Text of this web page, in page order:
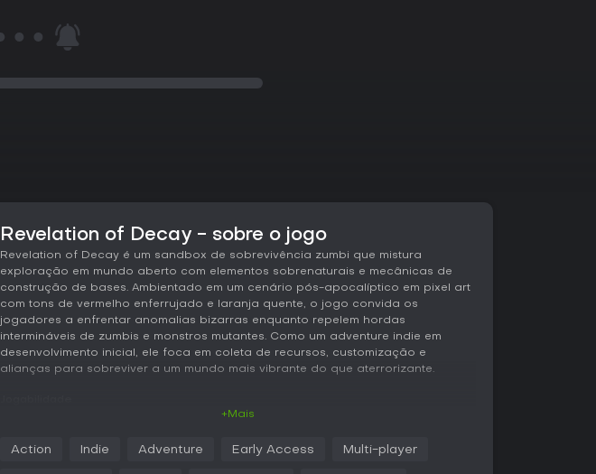
Revelation of Decay - sobre o jogo
Revelation of Decay é um sandbox de sobrevivência zumbi que mistura
exploração em mundo aberto com elementos sobrenaturais e mecânicas de
construção de bases. Ambientado em um cenário pós-apocalíptico em pixel art
com tons de vermelho enferrujado e laranja quente, o jogo convida os
jogadores a enfrentar anomalias bizarras enquanto repelem hordas
intermináveis de zumbis e monstros mutantes. Como um adventure indie em
desenvolvimento inicial, ele foca em coleta de recursos, customização e
alianças para sobreviver a um mundo mais vibrante do que aterrorizante.
mecânicas únicas. Os jogadores cruzam cidades infestadas de zumbis,
+Mais
Action Indie Adventure Early Access Multi-player